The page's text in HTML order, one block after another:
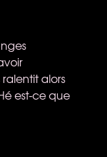
alors
est-ce que